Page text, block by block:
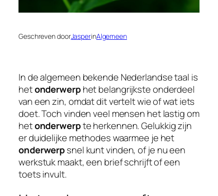
Geschreven doorJasperinAlgemeen
In de algemeen bekende Nederlandse taal is
hetonderwerphet belangrijkste onderdeel
van een zin, omdat dit vertelt wie of wat iets
doet. Toch vinden veel mensen het lastig om
hetonderwerpte herkennen. Gelukkig zijn
er duidelijke methodes waarmee je het
onderwerpsnel kunt vinden, of je nu een
werkstuk maakt, een brief schrijft of een
toets invult.